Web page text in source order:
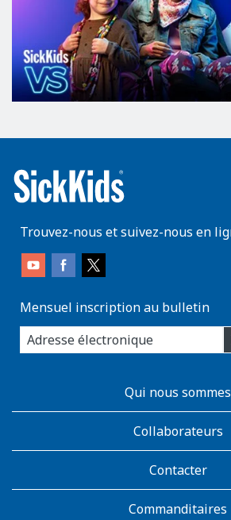
Trouvez-nous et suivez-nous en
Mensuel inscription au bulletin
enter
you
email
AboutKidsHealthQui nous sommes
Collaborateurs
Contacter
Commanditaires